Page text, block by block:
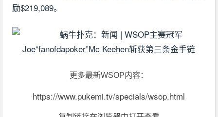
励$219,089。
更多最新WSOP内容：
https://www.pukemi.tv/specials/wsop.html